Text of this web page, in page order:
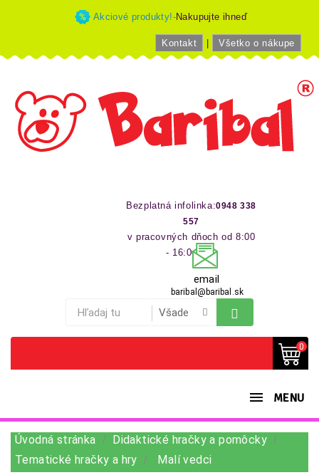
Akciové produkty!-Nakupujte ihneď
Kontakt Všetko o nákupe
Bezplatná infolinka:0948 338
557
v pracovných dňoch od 8:00
- 16:00 hod
email
baribal@baribal.sk
0
MENU
Úvodná stránka
Didaktické hračky a pomôcky
Tematické hračky a hry
Malí vedci